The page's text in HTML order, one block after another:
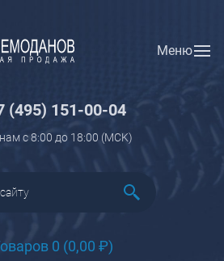
Меню
(495) 151-00-04
с 8:00 до 18:00 (МCK)
0 (0,00 ₽)
Регистрация
Чемоданы
Чемоданы детские
Пилоты на колесах